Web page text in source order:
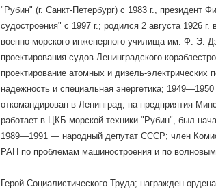
"Рубин" (г. Санкт-Петербург) с 1983 г., президент
судостроения" с 1997 г.; родился 2 августа 1926
военно-морского инженерного училища им. Ф. Э.
проектирования судов Ленинградского
проектирование атомных и дизель-
надежность и специальная энергетика;
откомандирован в Ленинград, на предприятия
работает в ЦКБ морской техники "Рубин", был
1989—1991 — народный депутат СССР; член
РАН по проблемам машиностроения и по
Герой Социалистического Труда; награжден